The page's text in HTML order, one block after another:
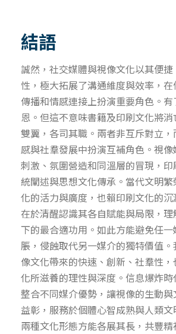
結語
誠然，社交媒體與視像文化以其便
性，極大拓展了溝通維度與效率，
傳播和情感連接上扮演重要角色。
恩。但這不意味書籍及印刷文化將
雙翼，各司其職。兩者非互斥對立
感與社羣發展中扮演互補角色。視
刺激、氛圍營造和同溫層的冒現，
統闡述與思想文化傳承。當代文明
化的活力與廣度，也賴印刷文化的
在於清醒認識其各自賦能與局限，
下的最合適功用。如此方能避免任
脹，侵蝕取代另一媒介的獨特價值
像文化帶來的快速、創新、社羣性
化所滋養的理性與深度。信息爆炸
整合不同媒介優勢，讓視像的生動
益彰，服務於個體心智成熟與人類文
兩種文化形態方能各展其長，共豐